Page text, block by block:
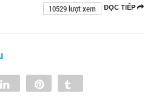
ĐỌC TIẾP
10529 lượt xem
Share